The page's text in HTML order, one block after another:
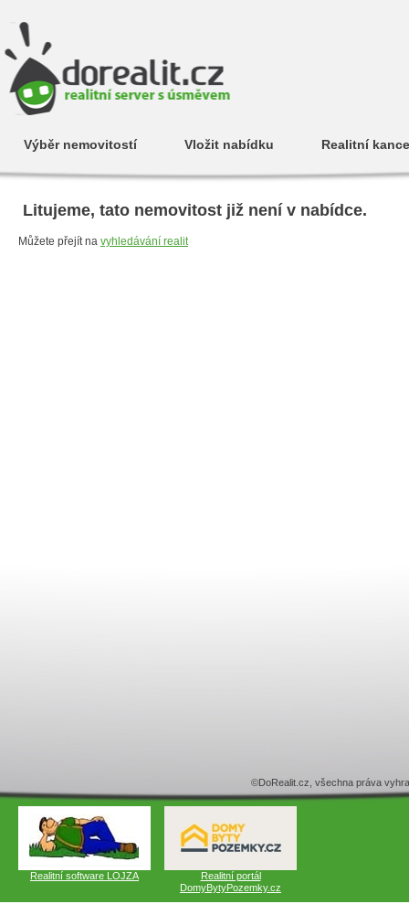
Výběr nemovitostí Vložit nabídku Realitní
Litujeme, tato nemovitost již není v nabídce.
Můžete přejít na vyhledávání realit
©DoRealit.cz, všechna práva
Realitní software LOJZA
Realitní portál
DomyBytyPozemky.cz